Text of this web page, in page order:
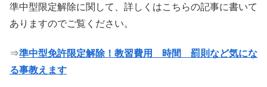
準中型限定解除に関して、詳しくはこちらの記事に書いて
ありますのでご覧ください。
⇒準中型免許限定解除！教習費用 時間 罰則など気にな
る事教えます